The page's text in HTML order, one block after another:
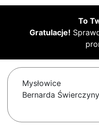
To
Gratulacje!
Mysłowice
Bernarda